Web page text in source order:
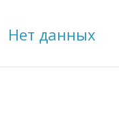
Нет данных